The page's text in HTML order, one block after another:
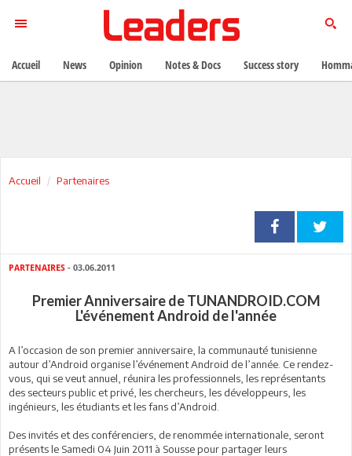
Accueil Partenaires
PARTENAIRES - 03.06.2011
Premier Anniversaire de TUNANDROID.COM
L'événement Android de l'année
A l’occasion de son premier anniversaire, la communauté tunisienne
autour d’Android organise l’événement Android de l’année. Ce rendez-
vous, qui se veut annuel, réunira les professionnels, les représentants
des secteurs public et privé, les chercheurs, les développeurs, les
ingénieurs, les étudiants et les fans d’Android.
Des invités et des conférenciers, de renommée internationale, seront
présents le Samedi 04 Juin 2011 à Sousse pour partager leurs
Accueil News Opinion Notes & Docs Success story